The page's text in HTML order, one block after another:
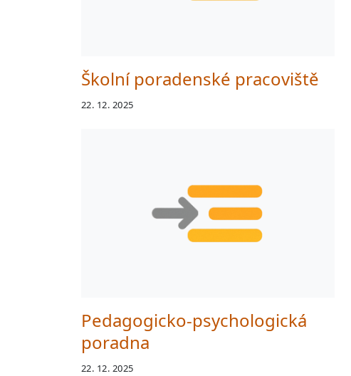
Školní poradenské pracoviště
22. 12. 2025
Pedagogicko-psychologická
poradna
22. 12. 2025